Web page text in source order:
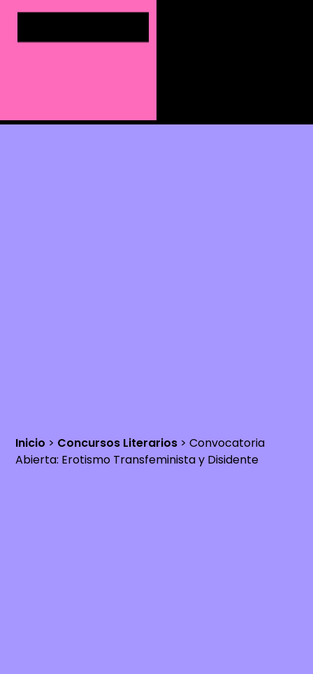
Inicio > Concursos Literarios >Convocatoria
Abierta: Erotismo Transfeminista y Disidente